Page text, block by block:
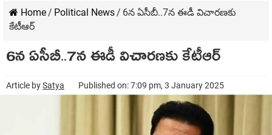
Home/ Political News/ 6న ఏసీబీ..7న ఈడీ విచారణకు
కేటీఆర్
6న ఏసీబీ..7న ఈడీ విచారణకు కేటీఆర్
Article bySatya Published on: 7:09 pm, 3 January 2025